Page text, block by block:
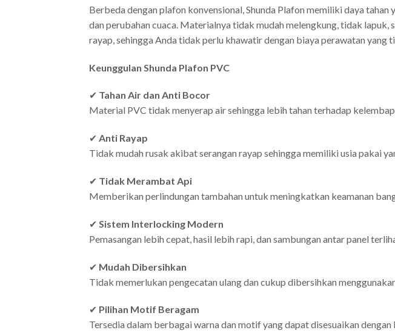
Berbeda dengan plafon konvensional, Shunda Plafon memiliki daya
dan perubahan cuaca. Materialnya tidak mudah melengkung, tidak
rayap, sehingga Anda tidak perlu khawatir dengan biaya perawatan yang
Keunggulan Shunda Plafon PVC
✔ Tahan Air dan Anti Bocor
Material PVC tidak menyerap air sehingga lebih tahan terhadap
✔ Anti Rayap
Tidak mudah rusak akibat serangan rayap sehingga memiliki usia pakai
✔ Tidak Merambat Api
Memberikan perlindungan tambahan untuk meningkatkan keamanan
✔ Sistem Interlocking Modern
Pemasangan lebih cepat, hasil lebih rapi, dan sambungan antar panel
✔ Mudah Dibersihkan
Tidak memerlukan pengecatan ulang dan cukup dibersihkan
✔ Pilihan Motif Beragam
Tersedia dalam berbagai warna dan motif yang dapat disesuaikan